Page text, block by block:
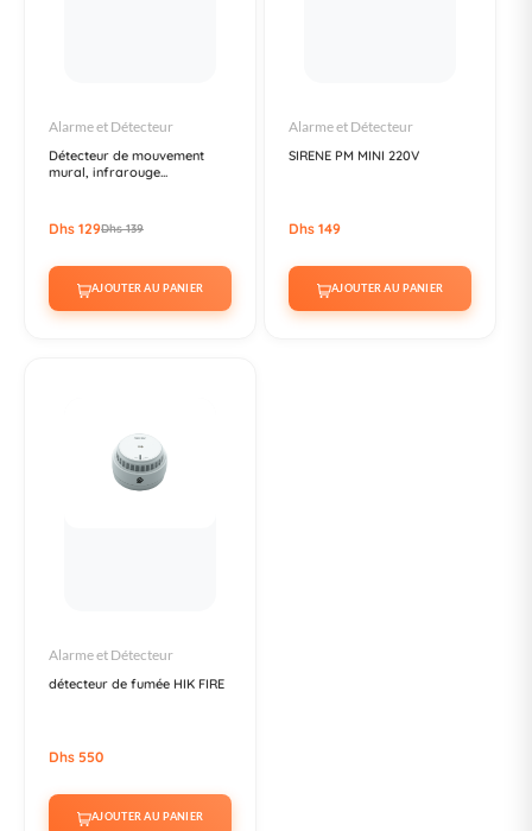
Alarme et Détecteur
Détecteur de mouvement
mural, infrarouge...
Dhs 129Dhs 139
AJOUTER AU PANIER
Alarme et Détecteur
SIRENE PM MINI 220V
Dhs 149
AJOUTER AU PANIER
Alarme et Détecteur
détecteur de fumée HIK FIRE
Dhs 550
AJOUTER AU PANIER